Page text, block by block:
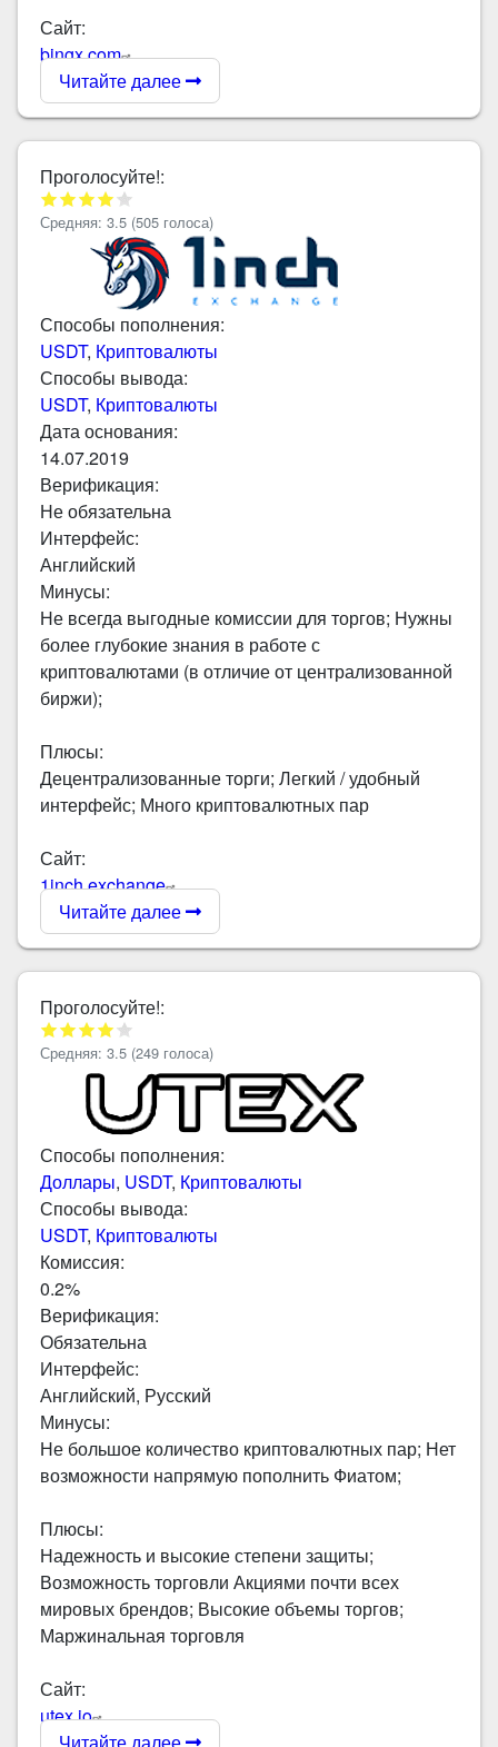
Сайт:
bingx.com
Читайте далее
Проголосуйте!:
Средняя: 3.5 (505 голоса)
Способы пополнения:
USDT, Криптовалюты
Способы вывода:
USDT, Криптовалюты
Дата основания:
14.07.2019
Верификация:
Не обязательна
Интерфейс:
Английский
Минусы:
Не всегда выгодные комиссии для торгов; Нужны
более глубокие знания в работе с
криптовалютами (в отличие от централизованной
биржи);
Плюсы:
Децентрализованные торги; Легкий / удобный
интерфейс; Много криптовалютных пар
Сайт:
1inch.exchange
Читайте далее
Проголосуйте!:
Средняя: 3.5 (249 голоса)
Способы пополнения:
Доллары, USDT, Криптовалюты
Способы вывода:
USDT, Криптовалюты
Комиссия:
0.2%
Верификация:
Обязательна
Интерфейс:
Английский, Русский
Минусы:
Не большое количество криптовалютных пар; Нет
возможности напрямую пополнить Фиатом;
Плюсы:
Надежность и высокие степени защиты;
Возможность торговли Акциями почти всех
мировых брендов; Высокие объемы торгов;
Маржинальная торговля
Сайт:
utex.io